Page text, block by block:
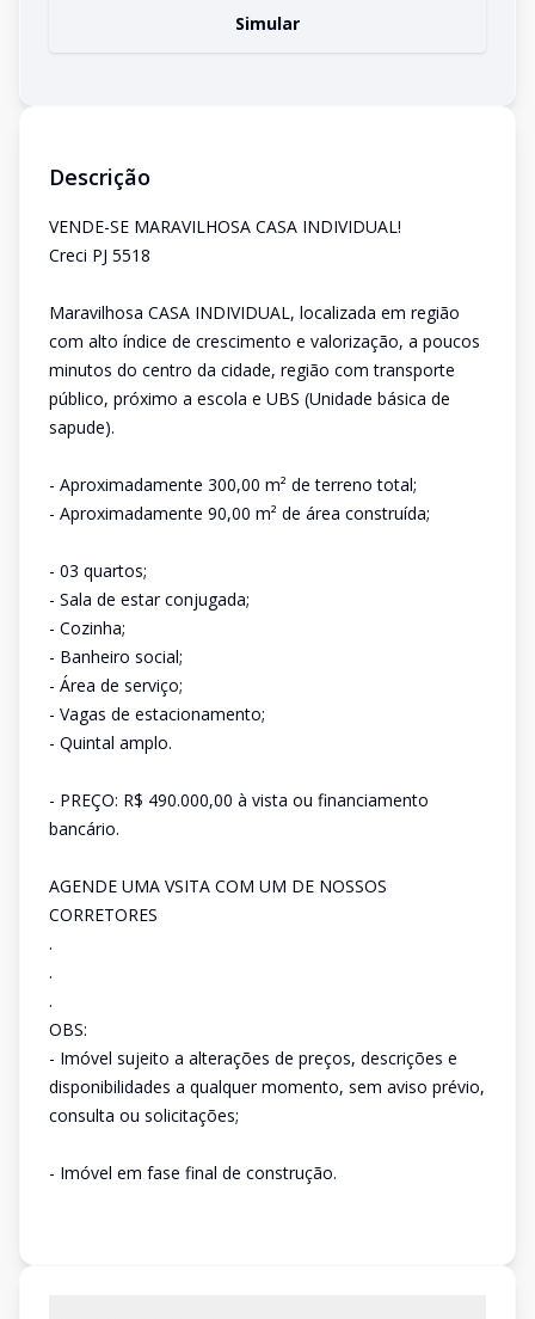
Simular
Descrição
VENDE-SE MARAVILHOSA CASA INDIVIDUAL!
Creci PJ 5518
Maravilhosa CASA INDIVIDUAL, localizada em região
com alto índice de crescimento e valorização, a poucos
minutos do centro da cidade, região com transporte
público, próximo a escola e UBS (Unidade básica de
sapude).
- Aproximadamente 300,00 m² de terreno total;
- Aproximadamente 90,00 m² de área construída;
- 03 quartos;
- Sala de estar conjugada;
- Cozinha;
- Banheiro social;
- Área de serviço;
- Vagas de estacionamento;
- Quintal amplo.
- PREÇO: R$ 490.000,00 à vista ou financiamento
bancário.
AGENDE UMA VSITA COM UM DE NOSSOS
CORRETORES
.
.
.
OBS:
- Imóvel sujeito a alterações de preços, descrições e
disponibilidades a qualquer momento, sem aviso prévio,
consulta ou solicitações;
- Imóvel em fase final de construção.